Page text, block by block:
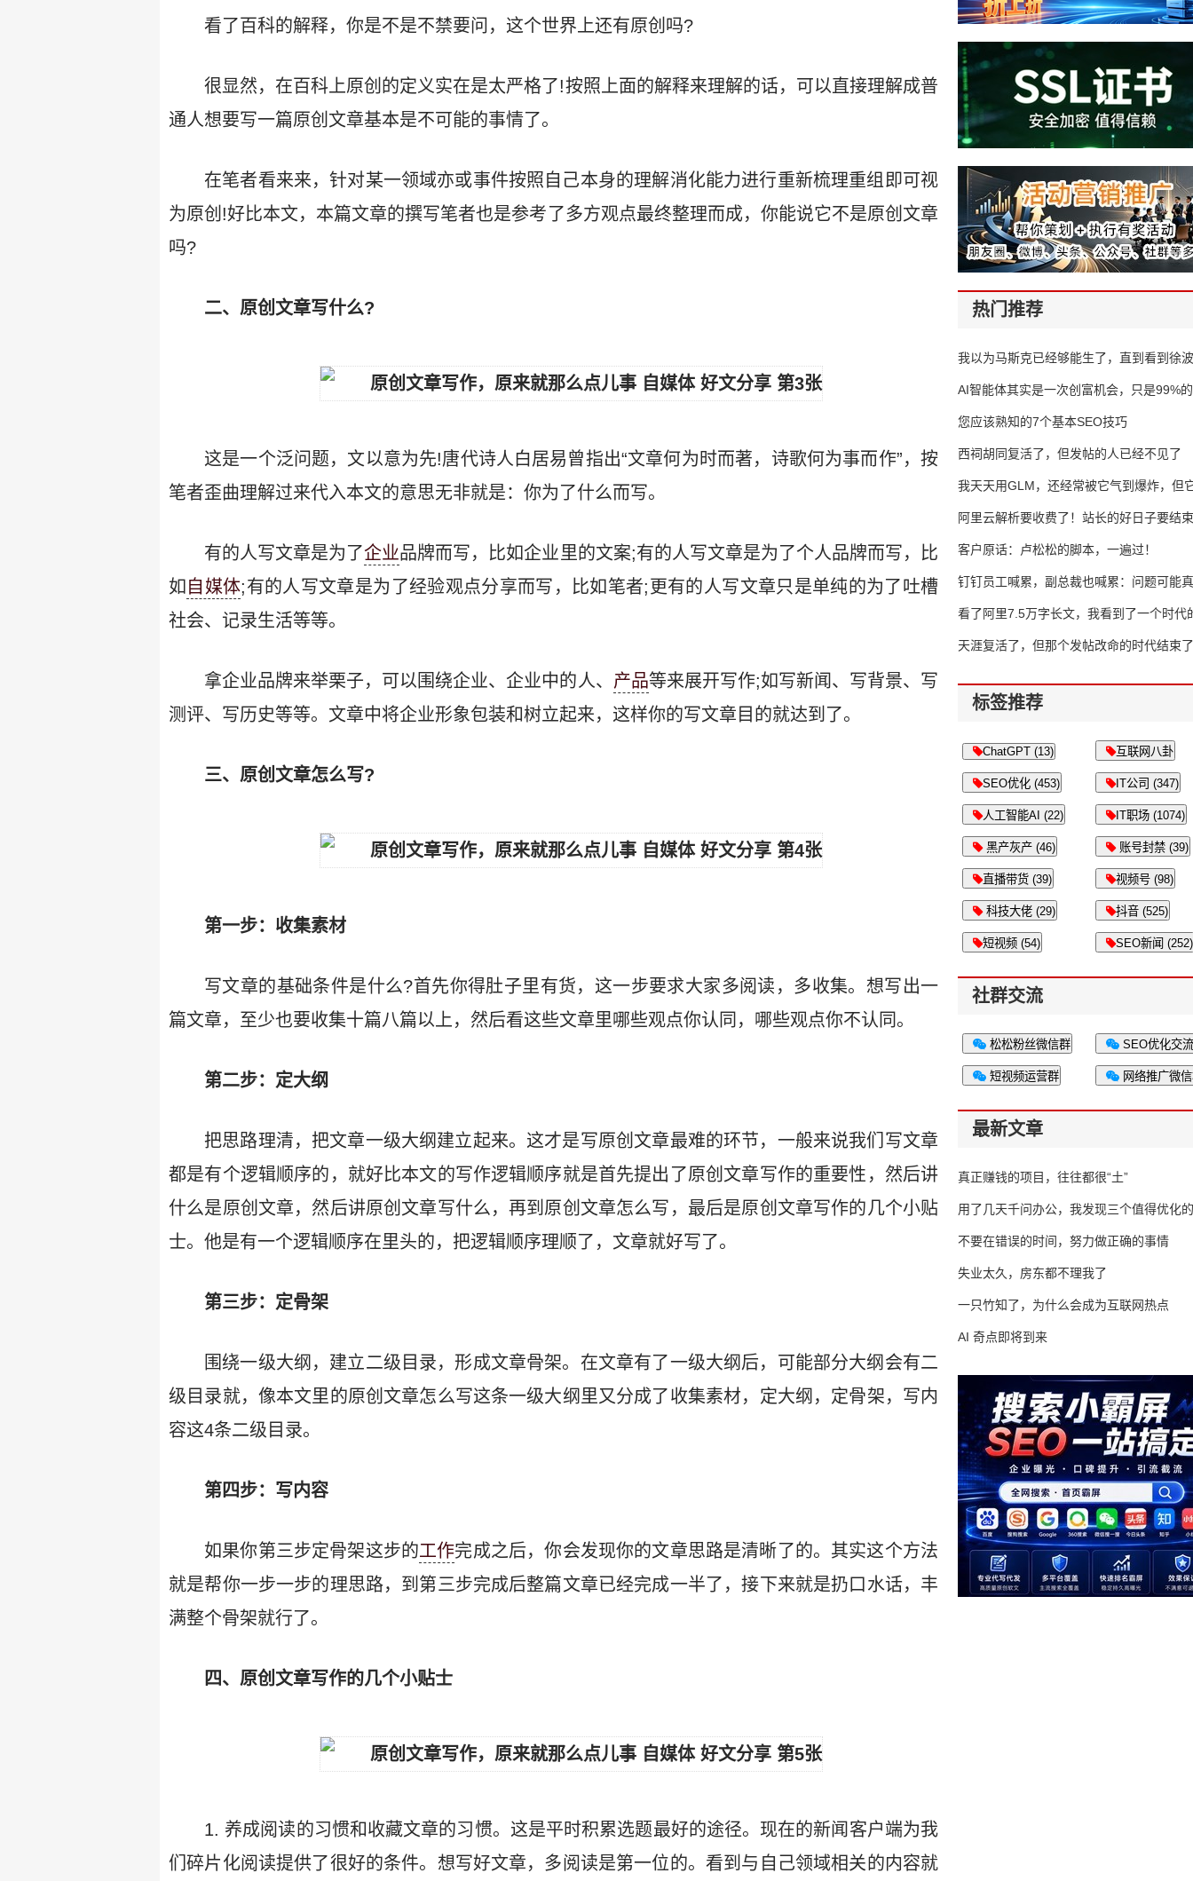
看了百科的解释，你是不是不禁要问，这个世界上还有原创吗?
很显然，在百科上原创的定义实在是太严格了!按照上面的解释来理解的话，可以直接理解成普
通人想要写一篇原创文章基本是不可能的事情了。
在笔者看来来，针对某一领域亦或事件按照自己本身的理解消化能力进行重新梳理重组即可视
为原创!好比本文，本篇文章的撰写笔者也是参考了多方观点最终整理而成，你能说它不是原创文章
吗?
二、原创文章写什么?
这是一个泛问题，文以意为先!唐代诗人白居易曾指出“文章何为时而著，诗歌何为事而作”，按
笔者歪曲理解过来代入本文的意思无非就是：你为了什么而写。
有的人写文章是为了企业品牌而写，比如企业里的文案;有的人写文章是为了个人品牌而写，比
如 自媒体;有的人写文章是为了经验观点分享而写，比如笔者;更有的人写文章只是单纯的为了吐槽
社会、记录生活等等。
拿企业品牌来举栗子，可以围绕企业、企业中的人、 产品等来展开写作;如写新闻、写背景、写
测评、写历史等等。文章中将企业形象包装和树立起来，这样你的写文章目的就达到了。
三、原创文章怎么写?
第一步：收集素材
写文章的基础条件是什么?首先你得肚子里有货，这一步要求大家多阅读，多收集。想写出一
篇文章，至少也要收集十篇八篇以上，然后看这些文章里哪些观点你认同，哪些观点你不认同。
第二步：定大纲
把思路理清，把文章一级大纲建立起来。这才是写原创文章最难的环节，一般来说我们写文章
都是有个逻辑顺序的，就好比本文的写作逻辑顺序就是首先提出了原创文章写作的重要性，然后讲
什么是原创文章，然后讲原创文章写什么，再到原创文章怎么写，最后是原创文章写作的几个小贴
士。他是有一个逻辑顺序在里头的，把逻辑顺序理顺了，文章就好写了。
第三步：定骨架
围绕一级大纲，建立二级目录，形成文章骨架。在文章有了一级大纲后，可能部分大纲会有二
级目录就，像本文里的原创文章怎么写这条一级大纲里又分成了收集素材，定大纲，定骨架，写内
容这4条二级目录。
第四步：写内容
如果你第三步定骨架这步的工作完成之后，你会发现你的文章思路是清晰了的。其实这个方法
就是帮你一步一步的理思路，到第三步完成后整篇文章已经完成一半了，接下来就是扔口水话，丰
满整个骨架就行了。
四、原创文章写作的几个小贴士
1. 养成阅读的习惯和收藏文章的习惯。这是平时积累选题最好的途径。现在的新闻客户端为我
们碎片化阅读提供了很好的条件。想写好文章，多阅读是第一位的。看到与自己领域相关的内容就
热门推荐
我以为马斯克已经够能生了，直到看到
AI智能体其实是一次创富机会，只是99%
错过了
您应该熟知的7个基本SEO技巧
西祠胡同复活了，但发帖的人已经不见了
我天天用GLM，还经常被它气到爆炸，但
16万亿
阿里云解析要收费了！站长的好日子要结
客户原话：卢松松的脚本，一遍过！
钉钉员工喊累，副总裁也喊累：问题可能
了
看了阿里7.5万字长文，我看到了一个时代
天涯复活了，但那个发帖改命的时代结束了
标签推荐
ChatGPT (13) 互联网八卦
SEO优化 (453) IT公司 (347)
人工智能AI (22) IT职场 (1074)
黑产灰产 (46) 账号封禁 (39)
直播带货 (39) 视频号 (98)
科技大佬 (29) 抖音 (525)
短视频 (54) SEO新闻 (252)
社群交流
松松粉丝微信群 SEO优化交
短视频运营群 网络推广微
最新文章
真正赚钱的项目，往往都很“土”
用了几天千问办公，我发现三个值得优化
不要在错误的时间，努力做正确的事情
失业太久，房东都不理我了
一只竹知了，为什么会成为互联网热点
AI 奇点即将到来